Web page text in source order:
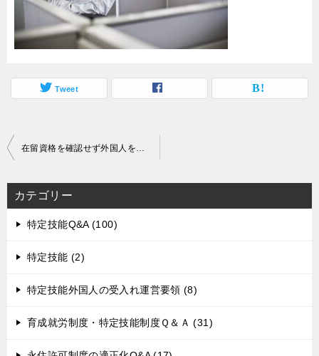
Tweet
投
稿
ナ
ビ
ゲ
シ
在留資格を確認せず外国人を雇ってもよいのか
カテゴリー
特定技能Q&A (100)
特定技能 (2)
特定技能外国人の受入れ運営要領 (8)
育成就労制度・特定技能制度Ｑ＆Ａ (31)